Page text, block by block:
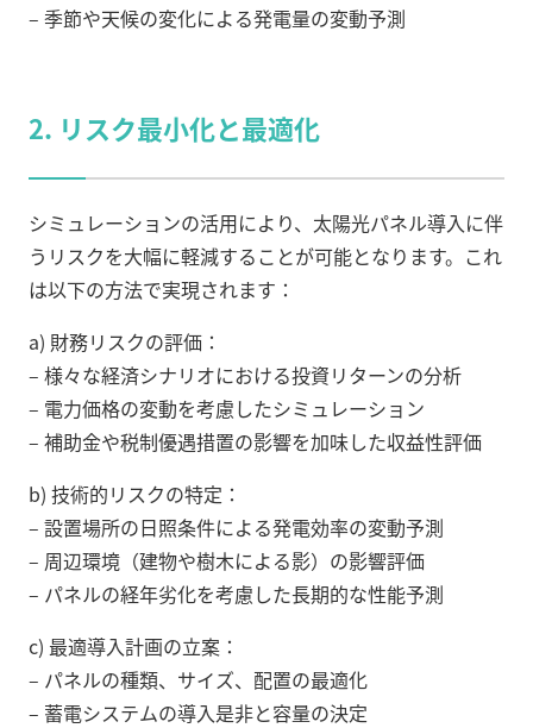
– 季節や天候の変化による発電量の変動予測
2. リスク最小化と最適化
シミュレーションの活用により、太陽光パネル導入に伴
うリスクを大幅に軽減することが可能となります。これ
は以下の方法で実現されます：
a) 財務リスクの評価：
– 様々な経済シナリオにおける投資リターンの分析
– 電力価格の変動を考慮したシミュレーション
– 補助金や税制優遇措置の影響を加味した収益性評価
b) 技術的リスクの特定：
– 設置場所の日照条件による発電効率の変動予測
– 周辺環境（建物や樹木による影）の影響評価
– パネルの経年劣化を考慮した長期的な性能予測
c) 最適導入計画の立案：
– パネルの種類、サイズ、配置の最適化
– 蓄電システムの導入是非と容量の決定